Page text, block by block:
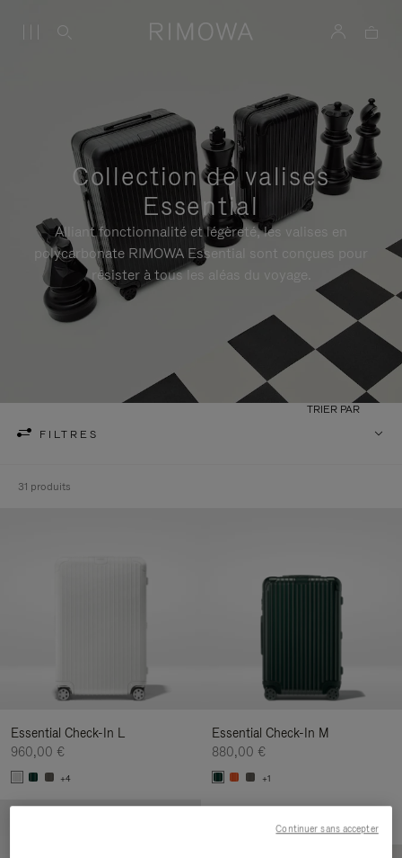
Collection de valises
Essential
Alliant fonctionnalité et légèreté, les valises en
polycarbonate RIMOWA Essential sont conçues pour
résister à tous les aléas du voyage.
FILTRES
TRIER PAR
31 produits
Essential Check-In L
960,00 €
+4
Essential Check-In M
880,00 €
+1
Continuer sans accepter